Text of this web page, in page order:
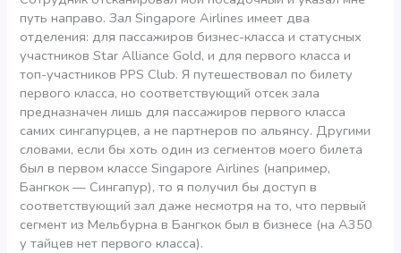
путь направо. Зал Singapore Airlines имеет два
отделения: для пассажиров бизнес-класса и статусных
участников Star Alliance Gold, и для первого класса и
топ-участников PPS Club. Я путешествовал по билету
первого класса, но соответствующий отсек зала
предназначен лишь для пассажиров первого класса
самих сингапурцев, а не партнеров по альянсу. Другими
словами, если бы хоть один из сегментов моего билета
был в первом классе Singapore Airlines (например,
Бангкок — Сингапур), то я получил бы доступ в
соответствующий зал даже несмотря на то, что первый
сегмент из Мельбурна в Бангкок был в бизнесе (на А350
у тайцев нет первого класса).